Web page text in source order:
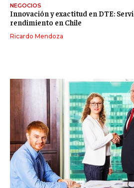
NEGOCIOS
Innovación y exactitud en DTE:
rendimiento en Chile
Ricardo Mendoza